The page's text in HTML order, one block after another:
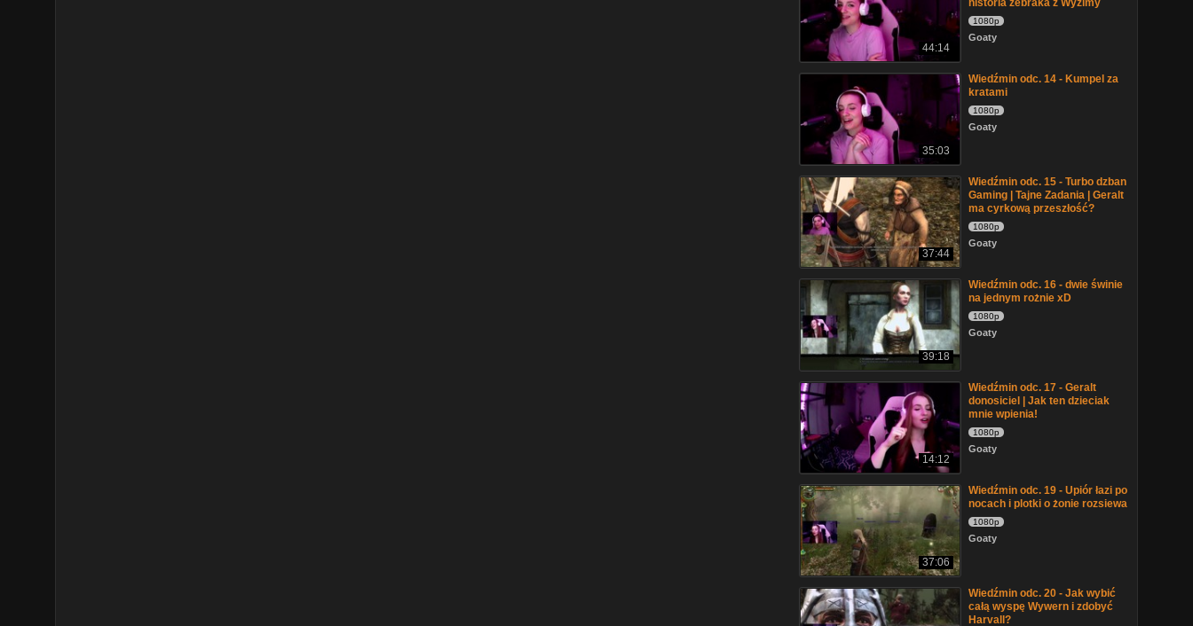
44:14
historia żebraka z Wyzimy
1080p
Goaty
35:03
Wiedźmin odc. 14 - Kumpel za
kratami
1080p
Goaty
37:44
Wiedźmin odc. 15 - Turbo dzban
Gaming | Tajne Zadania | Geralt
ma cyrkową przeszłość?
1080p
Goaty
39:18
Wiedźmin odc. 16 - dwie świnie
na jednym rożnie xD
1080p
Goaty
14:12
Wiedźmin odc. 17 - Geralt
donosiciel | Jak ten dzieciak
mnie wpienia!
1080p
Goaty
37:06
Wiedźmin odc. 19 - Upiór łazi po
nocach i plotki o żonie rozsiewa
1080p
Goaty
Wiedźmin odc. 20 - Jak wybić
całą wyspę Wywern i zdobyć
Harvall?